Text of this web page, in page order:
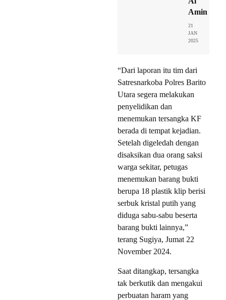
Amin
21
JAN
2025
“Dari laporan itu tim dari
Satresnarkoba Polres Barito
Utara segera melakukan
penyelidikan dan
menemukan tersangka KF
berada di tempat kejadian.
Setelah digeledah dengan
disaksikan dua orang saksi
warga sekitar, petugas
menemukan barang bukti
berupa 18 plastik klip berisi
serbuk kristal putih yang
diduga sabu-sabu beserta
barang bukti lainnya,”
terang Sugiya, Jumat 22
November 2024.
Saat ditangkap, tersangka
tak berkutik dan mengakui
perbuatan haram yang